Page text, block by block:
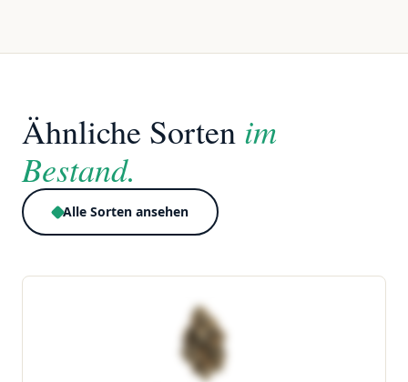
Ähnliche Sorten im
Bestand.
Alle Sorten ansehen